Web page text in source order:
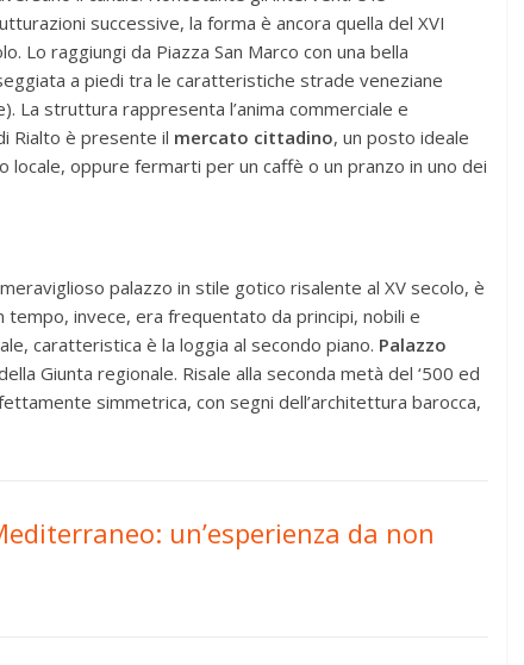
successive, la forma è ancora quella del XVI
Lo raggiungi da Piazza San Marco con una bella
a piedi tra le caratteristiche strade veneziane
La struttura rappresenta l’anima commerciale e
Rialto è presente il mercato cittadino, un posto ideale
oppure fermarti per un caffè o un pranzo in uno dei
palazzo in stile gotico risalente al XV secolo, è
tempo, invece, era frequentato da principi, nobili e
caratteristica è la loggia al secondo piano. Palazzo
Giunta regionale. Risale alla seconda metà del ‘500 ed
simmetrica, con segni dell’architettura barocca,
un’esperienza da non